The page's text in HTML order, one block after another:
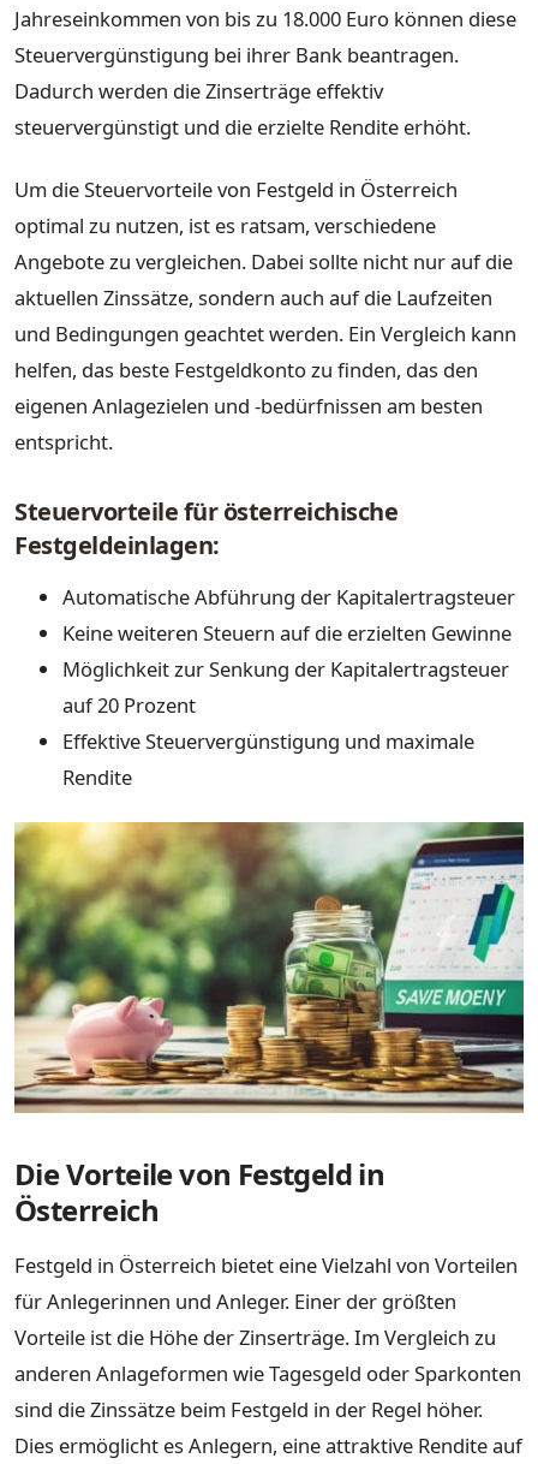
Jahreseinkommen von bis zu 18.000 Euro können diese
Steuervergünstigung bei ihrer Bank beantragen.
Dadurch werden die Zinserträge effektiv
steuervergünstigt und die erzielte Rendite erhöht.
Um die Steuervorteile von Festgeld in Österreich
optimal zu nutzen, ist es ratsam, verschiedene
Angebote zu vergleichen. Dabei sollte nicht nur auf die
aktuellen Zinssätze, sondern auch auf die Laufzeiten
und Bedingungen geachtet werden. Ein Vergleich kann
helfen, das beste Festgeldkonto zu finden, das den
eigenen Anlagezielen und -bedürfnissen am besten
entspricht.
Steuervorteile für österreichische
Festgeldeinlagen:
Automatische Abführung der Kapitalertragsteuer
Keine weiteren Steuern auf die erzielten Gewinne
Möglichkeit zur Senkung der Kapitalertragsteuer
auf 20 Prozent
Effektive Steuervergünstigung und maximale
Rendite
Die Vorteile von Festgeld in
Österreich
Festgeld in Österreich bietet eine Vielzahl von Vorteilen
für Anlegerinnen und Anleger. Einer der größten
Vorteile ist die Höhe der Zinserträge. Im Vergleich zu
anderen Anlageformen wie Tagesgeld oder Sparkonten
sind die Zinssätze beim Festgeld in der Regel höher.
Dies ermöglicht es Anlegern, eine attraktive Rendite auf